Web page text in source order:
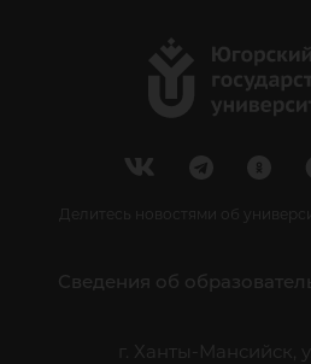
Делитесь новостями об
Сведения об
г. Ханты-Мансийск,